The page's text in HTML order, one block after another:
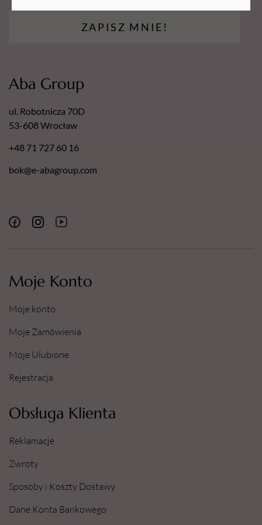
ZAPISZ MNIE!
Moje Konto
Moje konto
Moje Zamówienia
Moje Ulubione
Rejestracja
Obsługa Klienta
Reklamacje
Zwroty
Sposoby i Koszty Dostawy
Dane Konta Bankowego
Aba Group
ul. Robotnicza 70D
53-608 Wrocław
+48 71 727 60 16
bok@e-abagroup.com